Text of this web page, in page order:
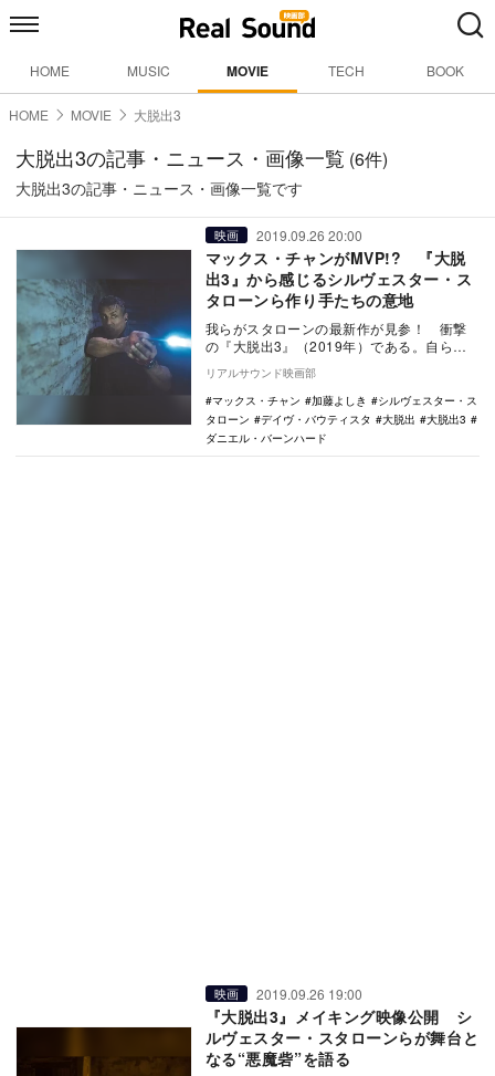
HOME MUSIC MOVIE TECH BOOK
HOME MOVIE 大脱出3
大脱出3の記事・ニュース・画像一覧 (6件)
大脱出3の記事・ニュース・画像一覧です
映画 2019.09.26 20:00
マックス・チャンがMVP!? 『大脱
出3』から感じるシルヴェスター・ス
タローンら作り手たちの意地
我らがスタローンの最新作が見参！ 衝撃
の『大脱出3』（2019年）である。自ら監
獄に囚人として潜入・脱獄してしまうこと
で、逆に刑…
リアルサウンド映画部
マックス・チャン
加藤よしき
シルヴェスター・ス
タローン
デイヴ・バウティスタ 大脱出
大脱出3
ダニエル・バーンハード
映画 2019.09.26 19:00
『大脱出3』メイキング映像公開 シ
ルヴェスター・スタローンらが舞台と
なる“悪魔砦”を語る